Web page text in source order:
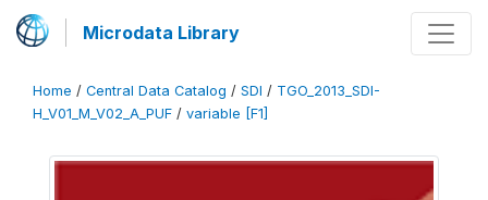
Microdata Library
Home / Central Data Catalog / SDI / TGO_2013_SDI-
H_V01_M_V02_A_PUF / variable [F1]